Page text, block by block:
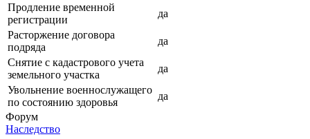
Продление временной
регистрации
да
Расторжение договора
подряда
да
Снятие с кадастрового учета
земельного участка
да
Увольнение военнослужащего
по состоянию здоровья
да
Форум
Наследство